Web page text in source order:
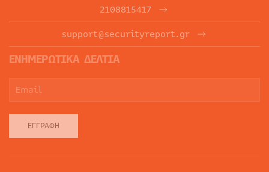
2108815417
support@securityreport.gr
ΕΝΗΜΕΡΩΤΙΚΑ ΔΕΛΤΙΑ
ΕΓΓΡΑΦΉ